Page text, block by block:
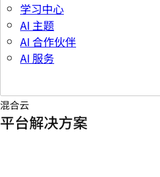
学习中心
AI 主题
AI 合作伙伴
AI 服务
混合云
平台解决方案